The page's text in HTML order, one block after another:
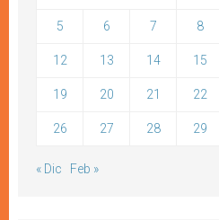
5 6 7 8
12 13 14 15
19 20 21 22
26 27 28 29
« Dic Feb »